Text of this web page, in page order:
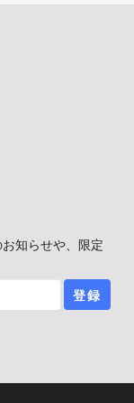
知らせや、限定
登録